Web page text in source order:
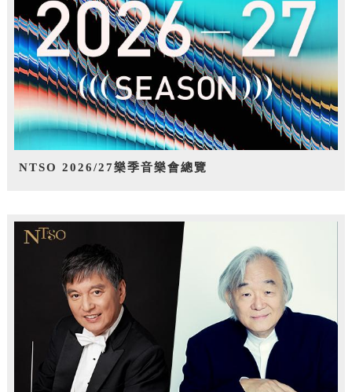
NTSO 2026/27樂季音樂會總覽